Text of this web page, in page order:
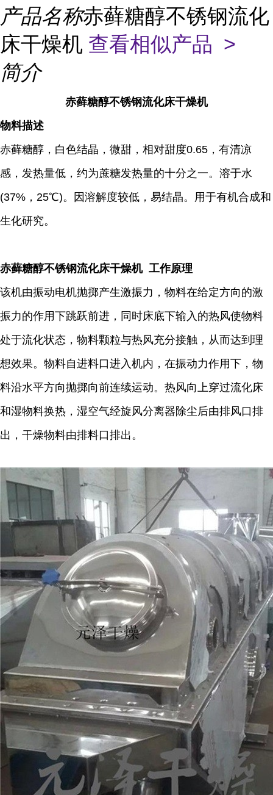
产品名称赤藓糖醇不锈钢流化
床干燥机 查看相似产品 >
简介
赤藓糖醇不锈钢流化床干燥机
物料描述
赤藓糖醇，白色结晶，微甜，相对甜度0.65，有清凉
感，发热量低，约为蔗糖发热量的十分之一。溶于水
(37%，25℃)。因溶解度较低，易结晶。用于有机合成和
生化研究。
赤藓糖醇不锈钢流化床干燥机 工作原理
该机由振动电机抛掷产生激振力，物料在给定方向的激
振力的作用下跳跃前进，同时床底下输入的热风使物料
处于流化状态，物料颗粒与热风充分接触，从而达到理
想效果。物料自进料口进入机内，在振动力作用下，物
料沿水平方向抛掷向前连续运动。热风向上穿过流化床
和湿物料换热，湿空气经旋风分离器除尘后由排风口排
出，干燥物料由排料口排出。